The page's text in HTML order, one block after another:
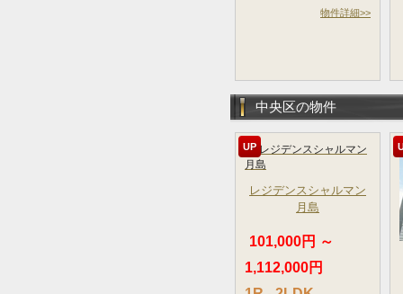
物件詳細>>
中央区の物件
UP
レジデンスシャルマン
月島
101,000円 ～
1,112,000円